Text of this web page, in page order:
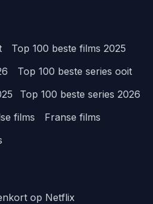
Top 100 beste films 2025
Top 100 beste series ooit
Top 100 beste series 2026
films
Franse films
op Netflix